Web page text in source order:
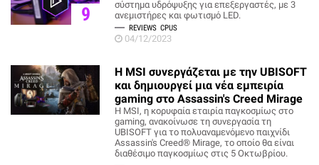
9
σύστημα υδρόψυξης για επεξεργαστές, με 3
ανεμιστήρες και φωτισμό LED.
REVIEWS CPUS
04/12/2023
Η MSI συνεργάζεται με την UBISOFT
και δημιουργεί μια νέα εμπειρία
gaming στο Assassin's Creed Mirage
Η MSI, η κορυφαία εταιρία παγκοσμίως στο
gaming, ανακοίνωσε τη συνεργασία τη
UBISOFT για το πολυαναμενόμενο παιχνίδι
Assassin's Creed® Mirage, το οποίο θα είναι
διαθέσιμο παγκοσμίως στις 5 Οκτωβρίου.